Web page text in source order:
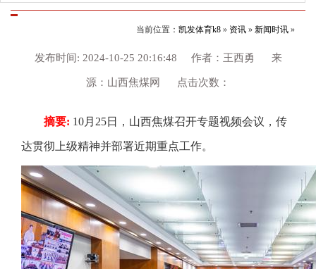
当前位置： 凯发体育k8 » 资讯 » 新闻时讯 »
发布时间: 2024-10-25 20:16:48 作者：王西勇 来
源：山西焦煤网 点击次数：
摘要: 10月25日，山西焦煤召开专题视频会议，传
达贯彻上级精神并部署近期重点工作。